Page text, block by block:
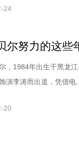
24
尔努力的这些
，1984年出生于黑龙
演李涛而出道，凭借电
20